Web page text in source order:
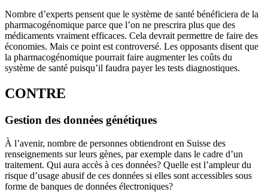
Nombre d’experts pensent que le système de santé bénéficiera de la
pharmacogénomique parce que l’on ne prescrira plus que des
médicaments vraiment efficaces. Cela devrait permettre de faire des
économies. Mais ce point est controversé. Les opposants disent que
la pharmacogénomique pourrait faire augmenter les coûts du
système de santé puisqu’il faudra payer les tests diagnostiques.
CONTRE
Gestion des données génétiques
À l’avenir, nombre de personnes obtiendront en Suisse des
renseignements sur leurs gènes, par exemple dans le cadre d’un
traitement. Qui aura accès à ces données? Quelle est l’ampleur du
risque d’usage abusif de ces données si elles sont accessibles sous
forme de banques de données électroniques?